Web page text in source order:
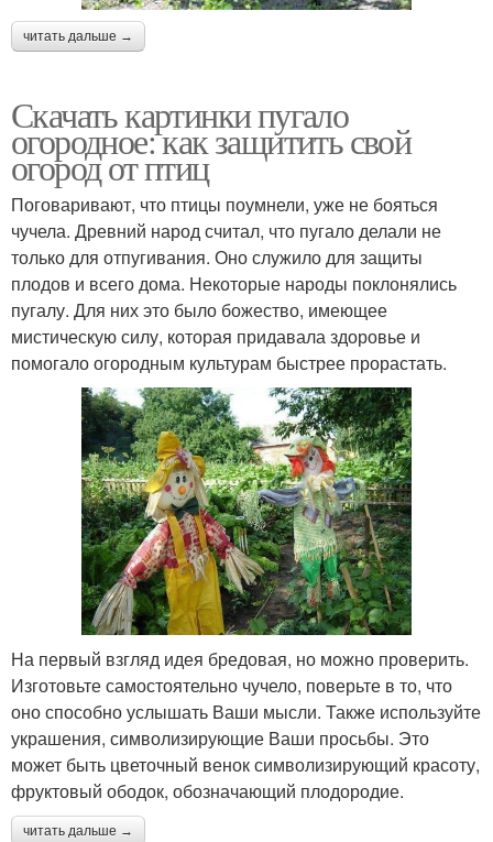
читать дальше →
Скачать картинки пугало
огородное: как защитить свой
огород от птиц
Поговаривают, что птицы поумнели, уже не бояться
чучела. Древний народ считал, что пугало делали не
только для отпугивания. Оно служило для защиты
плодов и всего дома. Некоторые народы поклонялись
пугалу. Для них это было божество, имеющее
мистическую силу, которая придавала здоровье и
помогало огородным культурам быстрее прорастать.
На первый взгляд идея бредовая, но можно проверить.
Изготовьте самостоятельно чучело, поверьте в то, что
оно способно услышать Ваши мысли. Также используйте
украшения, символизирующие Ваши просьбы. Это
может быть цветочный венок символизирующий красоту,
фруктовый ободок, обозначающий плодородие.
читать дальше →